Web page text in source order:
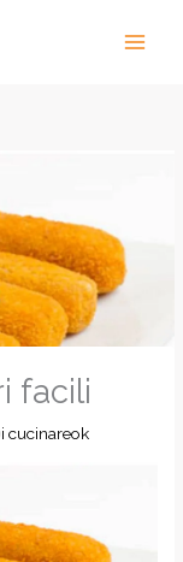
facili
cucinareok